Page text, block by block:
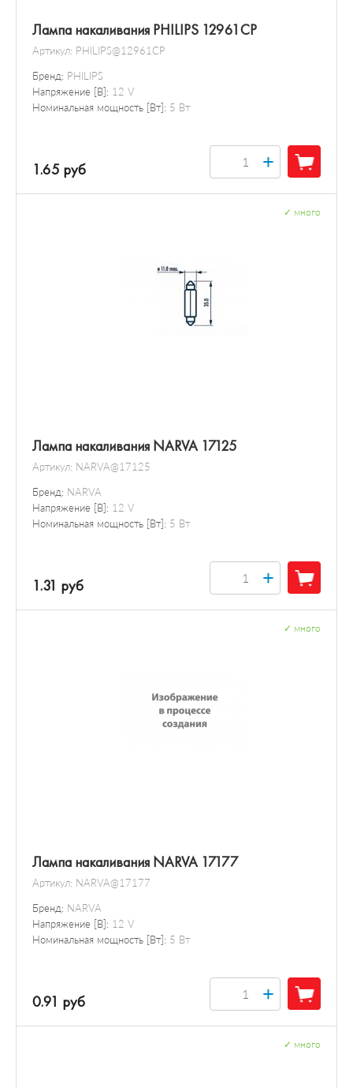
Лампа накаливания PHILIPS 12961CP
Артикул: PHILIPS@12961CP
Бренд: PHILIPS
Напряжение [В]: 12 V
Номинальная мощность [Вт]: 5 Вт
1.65 руб +
Лампа накаливания NARVA 17125
Артикул: NARVA@17125
Бренд: NARVA
Напряжение [В]: 12 V
Номинальная мощность [Вт]: 5 Вт
много
1.31 руб +
Лампа накаливания NARVA 17177
Артикул: NARVA@17177
Бренд: NARVA
Напряжение [В]: 12 V
Номинальная мощность [Вт]: 5 Вт
много
0.91 руб +
много